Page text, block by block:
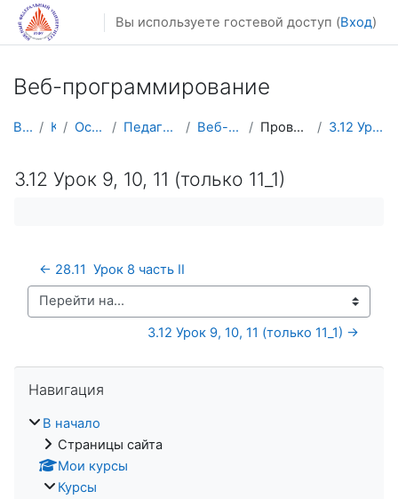
Перейти к основному содержанию
Вы используете гостевой доступ (Вход)
Веб-программирование
В начало Курсы Осенний семестр Педагогическое образование Веб-программирование Проверка готовых заданий 3.12 Урок 9, 10, 11 (только 11_1)
3.12 Урок 9, 10, 11 (только 11_1)
← 28.11  Урок 8 часть II
Перейти на...
3.12 Урок 9, 10, 11 (только 11_1) →
Навигация
В начало
Страницы сайта
Мои курсы
Курсы